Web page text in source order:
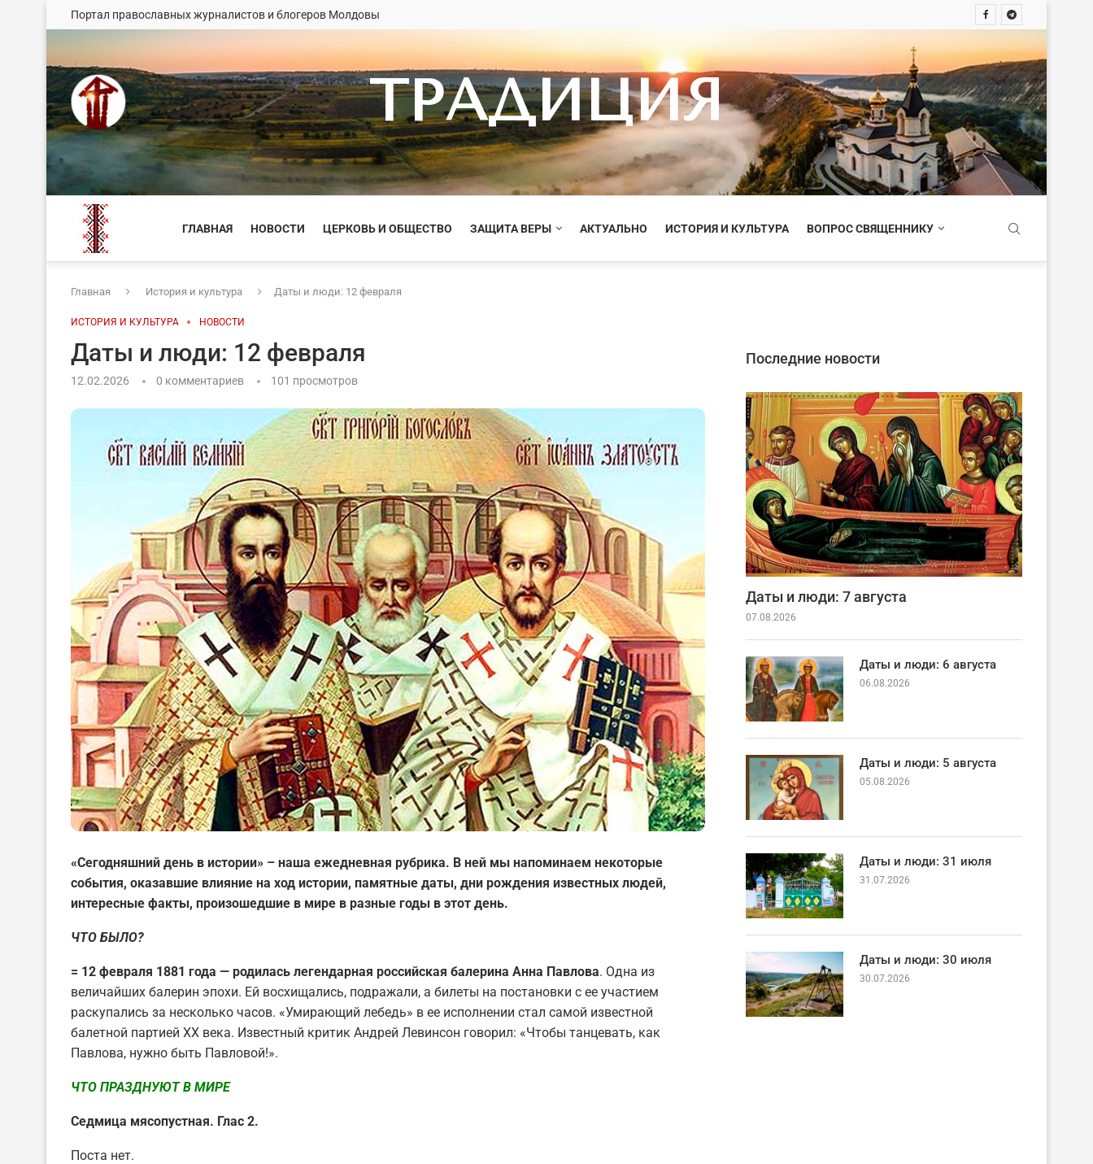
Портал православных журналистов и блогеров Молдовы
ТРАДИЦИЯ
ГЛАВНАЯ НОВОСТИ ЦЕРКОВЬ И ОБЩЕСТВО ЗАЩИТА ВЕРЫ АКТУАЛЬНО ИСТОРИЯ И КУЛЬТУРА ВОПРОС СВЯЩЕННИКУ
Главная История и культура Даты и люди: 12 февраля
ИСТОРИЯ И КУЛЬТУРА НОВОСТИ
Даты и люди: 12 февраля
12.02.2026 0 комментариев 101 просмотров
«Сегодняшний день в истории» – наша ежедневная рубрика. В ней мы напоминаем некоторые
события, оказавшие влияние на ход истории, памятные даты, дни рождения известных людей,
интересные факты, произошедшие в мире в разные годы в этот день.
ЧТО БЫЛО?
= 12 февраля 1881 года — родилась легендарная российская балерина Анна Павлова. Одна из
величайших балерин эпохи. Ей восхищались, подражали, а билеты на постановки с ее участием
раскупались за несколько часов. «Умирающий лебедь» в ее исполнении стал самой известной
балетной партией XX века. Известный критик Андрей Левинсон говорил: «Чтобы танцевать, как
Павлова, нужно быть Павловой!».
ЧТО ПРАЗДНУЮТ В МИРЕ
Седмица мясопустная. Глас 2.
Поста нет.
Последние новости
Даты и люди: 7 августа
07.08.2026
Даты и люди: 6 августа
06.08.2026
Даты и люди: 5 августа
05.08.2026
Даты и люди: 31 июля
31.07.2026
Даты и люди: 30 июля
30.07.2026